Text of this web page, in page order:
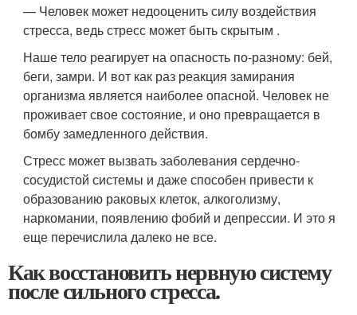
— Человек может недооценить силу воздействия
стресса, ведь стресс может быть скрытым .
Наше тело реагирует на опасность по-разному: бей,
беги, замри. И вот как раз реакция замирания
организма является наиболее опасной. Человек не
проживает свое состояние, и оно превращается в
бомбу замедленного действия.
Стресс может вызвать заболевания сердечно-
сосудистой системы и даже способен привести к
образованию раковых клеток, алкоголизму,
наркомании, появлению фобий и депрессии. И это я
еще перечислила далеко не все.
Как восстановить нервную систему
после сильного стресса.